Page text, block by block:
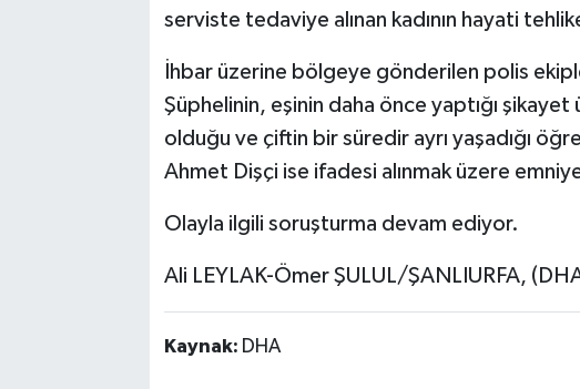
serviste tedaviye alınan kadının hayati
İhbar üzerine bölgeye gönderilen polis
Şüphelinin, eşinin daha önce yaptığı şikayet
olduğu ve çiftin bir süredir ayrı yaşadığı
Ahmet Dişçi ise ifadesi alınmak üzere
Olayla ilgili soruşturma devam ediyor.
Ali LEYLAK-Ömer ŞULUL/ŞANLIURFA,
Kaynak: DHA